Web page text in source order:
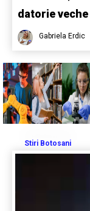
datorie
Gabriela Erdic
Stiri Botosani